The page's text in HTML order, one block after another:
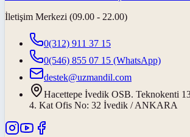
İletişim Merkezi (09.00 - 22.00)
0(312) 911 37 15
0(546) 855 07 15 (WhatsApp)
destek@uzmandil.com
Hacettepe İvedik OSB. Teknokenti
4. Kat Ofis No: 32 İvedik / ANKARA